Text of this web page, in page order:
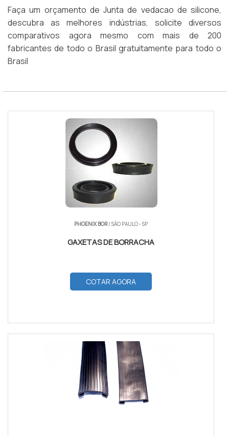
Faça um orçamento de Junta de vedacao de silicone,
descubra as melhores indústrias, solicite diversos
comparativos agora mesmo com mais de 200
fabricantes de todo o Brasil gratuitamente para todo o
Brasil
PHOENIX BOR/ SÃO PAULO - SP
GAXETAS DE BORRACHA
COTAR AGORA